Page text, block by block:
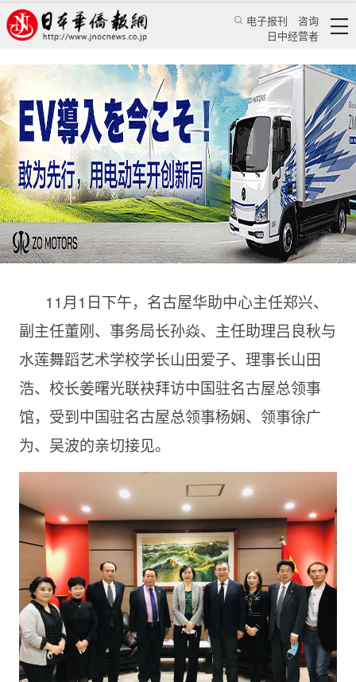
电子报刊
咨询
日中经营者
名古屋华助中心联袂水莲舞蹈艺术学校拜访中国
驻名古屋总领事馆
乔聚 华人新闻 经贸活动
日本华侨报 2022/11/3 11:11:16
11月1日下午，名古屋华助中心主任郑兴、
副主任董刚、事务局长孙焱、主任助理吕良秋与
水莲舞蹈艺术学校学长山田爱子、理事长山田
浩、校长姜曙光联袂拜访中国驻名古屋总领事
馆，受到中国驻名古屋总领事杨娴、领事徐广
为、吴波的亲切接见。